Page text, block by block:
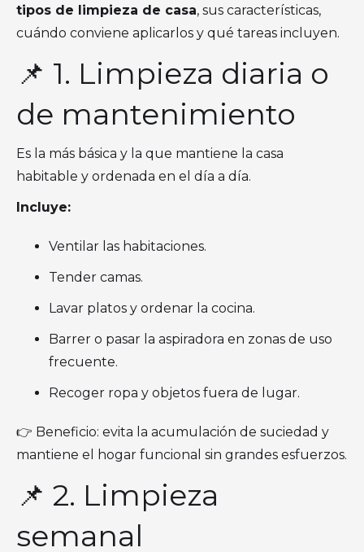
tipos de limpieza de casa, sus características,
cuándo conviene aplicarlos y qué tareas incluyen.
📌 1. Limpieza diaria o
de mantenimiento
Es la más básica y la que mantiene la casa
habitable y ordenada en el día a día.
Incluye:
Ventilar las habitaciones.
Tender camas.
Lavar platos y ordenar la cocina.
Barrer o pasar la aspiradora en zonas de uso
frecuente.
Recoger ropa y objetos fuera de lugar.
👉 Beneficio: evita la acumulación de suciedad y
mantiene el hogar funcional sin grandes esfuerzos.
📌 2. Limpieza
semanal